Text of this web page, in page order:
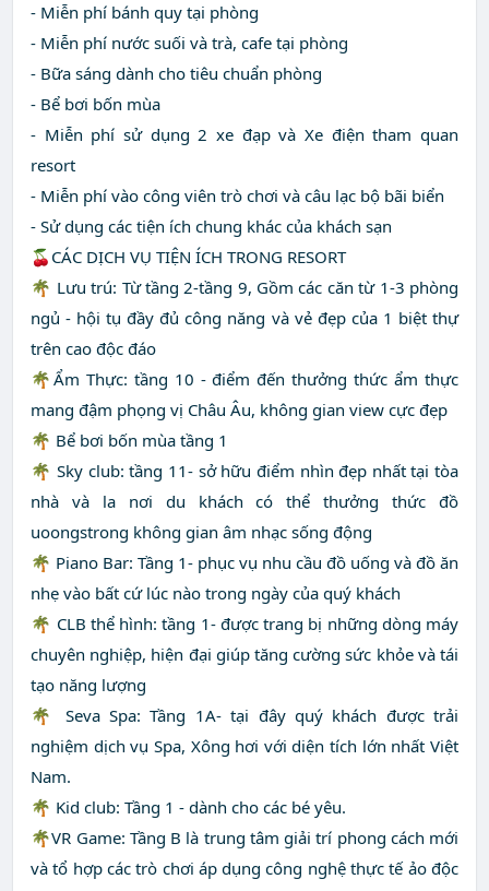
- Miễn phí bánh quy tại phòng
- Miễn phí nước suối và trà, cafe tại phòng
- Bữa sáng dành cho tiêu chuẩn phòng
- Bể bơi bốn mùa
- Miễn phí sử dụng 2 xe đạp và Xe điện tham quan
resort
- Miễn phí vào công viên trò chơi và câu lạc bộ bãi biển
- Sử dụng các tiện ích chung khác của khách sạn
🍒CÁC DỊCH VỤ TIỆN ÍCH TRONG RESORT
🌴 Lưu trú: Từ tầng 2-tầng 9, Gồm các căn từ 1-3 phòng
ngủ - hội tụ đầy đủ công năng và vẻ đẹp của 1 biệt thự
trên cao độc đáo
🌴Ẩm Thực: tầng 10 - điểm đến thưởng thức ẩm thực
mang đậm phọng vị Châu Âu, không gian view cực đẹp
🌴 Bể bơi bốn mùa tầng 1
🌴 Sky club: tầng 11- sở hữu điểm nhìn đẹp nhất tại tòa
nhà và la nơi du khách có thể thưởng thức đồ
uoongstrong không gian âm nhạc sống động
🌴 Piano Bar: Tầng 1- phục vụ nhu cầu đồ uống và đồ ăn
nhẹ vào bất cứ lúc nào trong ngày của quý khách
🌴 CLB thể hình: tầng 1- được trang bị những dòng máy
chuyên nghiệp, hiện đại giúp tăng cường sức khỏe và tái
tạo năng lượng
🌴 Seva Spa: Tầng 1A- tại đây quý khách được trải
nghiệm dịch vụ Spa, Xông hơi với diện tích lớn nhất Việt
Nam.
🌴 Kid club: Tầng 1 - dành cho các bé yêu.
🌴VR Game: Tầng B là trung tâm giải trí phong cách mới
và tổ hợp các trò chơi áp dụng công nghệ thực tế ảo độc